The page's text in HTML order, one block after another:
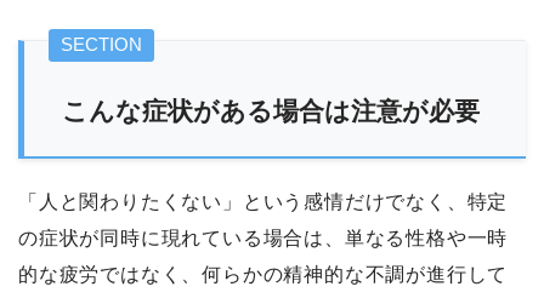
こんな症状がある場合は注意が必要
「人と関わりたくない」という感情だけでなく、特定
の症状が同時に現れている場合は、単なる性格や一時
的な疲労ではなく、何らかの精神的な不調が進行して